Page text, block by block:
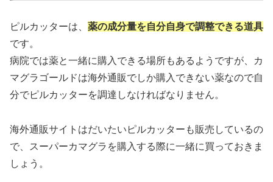
ピルカッターは、 薬の成分量を自分自身で調整できる道具
です。
病院では薬と一緒に購入できる場所もあるようですが、カ
マグラゴールドは海外通販でしか購入できない薬なので自
分でピルカッターを調達しなければなりません。
海外通販サイトはだいたいピルカッターも販売しているの
で、スーパーカマグラを購入する際に一緒に買っておきま
しょう。